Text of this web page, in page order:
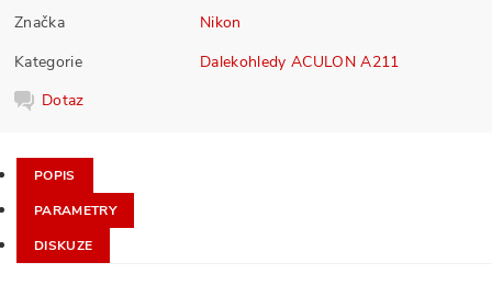
Značka
Nikon
Kategorie
Dalekohledy ACULON A211
Dotaz
POPIS
PARAMETRY
DISKUZE